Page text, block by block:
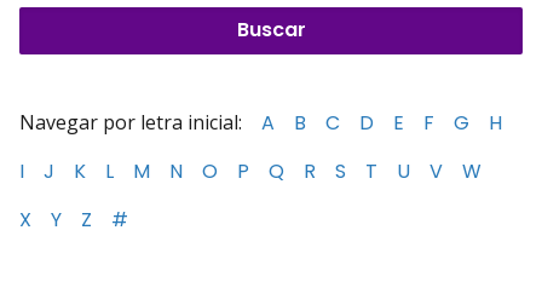
Navegar por letra inicial: A B C D E F G
H
I
J K L M N O P Q R S T U V
W
X
Y Z #